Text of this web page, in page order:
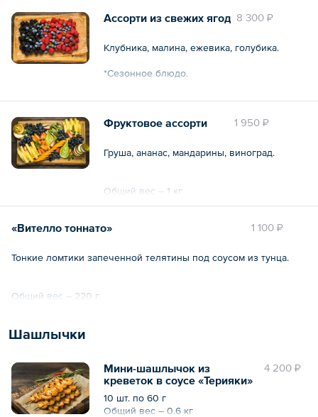
8 300 ₽
Ассорти из свежих ягод
Клубника, малина, ежевика, голубика.
*Сезонное блюдо.
1 950 ₽
Фруктовое ассорти
Груша, ананас, мандарины, виноград.
Общий вес – 1 кг
1 100 ₽
«Вителло тоннато»
Тонкие ломтики запеченной телятины под соусом из тунца.
Общий вес – 220 г
Шашлычки
4 200 ₽
Мини-шашлычок из
креветок в соусе «Терияки»
10 шт. по 60 г
Общий вес – 0.6 кг